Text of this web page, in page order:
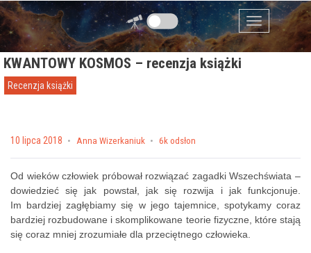
Przejdź do zawartości
Menu
KWANTOWY KOSMOS – recenzja książki
Recenzja książki
Posted on
10 lipca 2018 by Anna Wizerkaniuk 6k odsłon
Od wieków człowiek próbował rozwiązać zagadki Wszechświata –
dowiedzieć się jak powstał, jak się rozwija i jak funkcjonuje.
Im bardziej zagłębiamy się w jego tajemnice, spotykamy coraz
bardziej rozbudowane i skomplikowane teorie fizyczne, które stają
się coraz mniej zrozumiałe dla przeciętnego człowieka.